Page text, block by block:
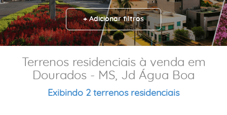
+ Adicionar filtros
Terrenos residenciais à venda em
Dourados - MS, Jd Água Boa
Exibindo 2 terrenos residenciais